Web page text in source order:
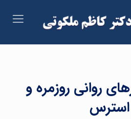
روانی روزمره‌ و
استرس